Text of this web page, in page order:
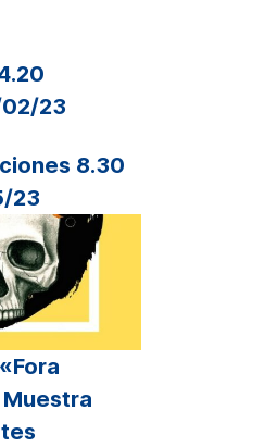
23
8.30
23
Muestra